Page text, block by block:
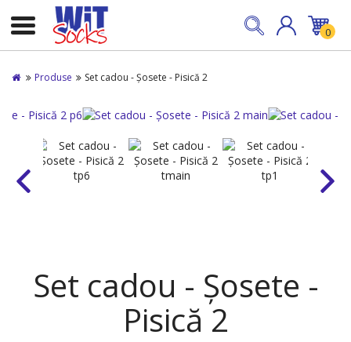
0
Produse Set cadou - Șosete - Pisică 2
Set cadou - Șosete -
Pisică 2